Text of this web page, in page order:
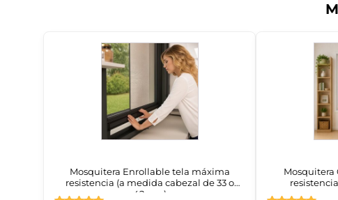
Mosquitera Enrollable tela máxima
resistencia (a medida cabezal de 33 o
42mm)
Mosquitera